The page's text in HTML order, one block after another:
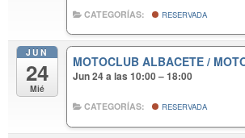
CATEGORÍAS: RESERVADA
JUN
24
Mié
MOTOCLUB ALBACETE /
Jun 24 a las 10:00 – 18:00
CATEGORÍAS: RESERVADA